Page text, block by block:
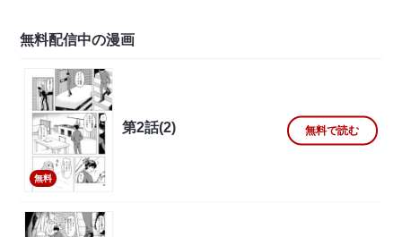
無料配信中の漫画
無料
第2話(2) 無料で読む